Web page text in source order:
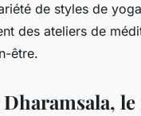
de styles de
des ateliers de
être.